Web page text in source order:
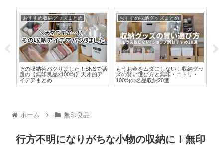
おすすめ収納グッズまとめ
その収納術パクりました！SNSで話
題の【無印良品×100均】天才的ア
イデアまとめ
おすすめ収納グッズまとめ
もうお金をムダにしない！収納グッ
ズの賢い選び方と無印・ニトリ・
100均の名品収納20選
ホーム 無印良品
行方不明になりがちな小物の収納に！無印